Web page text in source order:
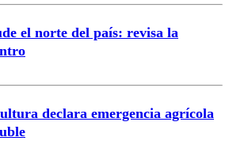
el norte del país: revisa la
declara emergencia agrícola